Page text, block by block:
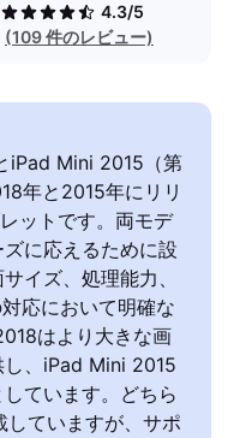
4.3/5
(109 件のレビュー)
iPad Mini 2015（第
年と2015年にリリ
ットです。両モデ
に応えるために設
イズ、処理能力、
応において明確な
はより大きな画
、iPad Mini 2015
ています。どちら
ていますが、サポ